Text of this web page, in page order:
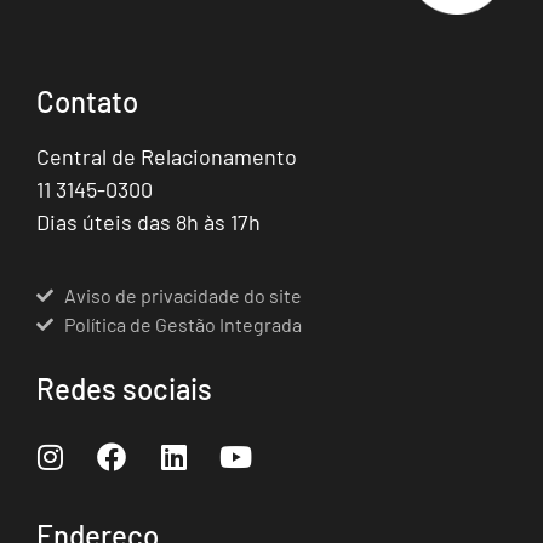
Contato
Central de Relacionamento
11 3145-0300
Dias úteis das 8h às 17h
Aviso de privacidade do site
Política de Gestão Integrada
Redes sociais
Endereço